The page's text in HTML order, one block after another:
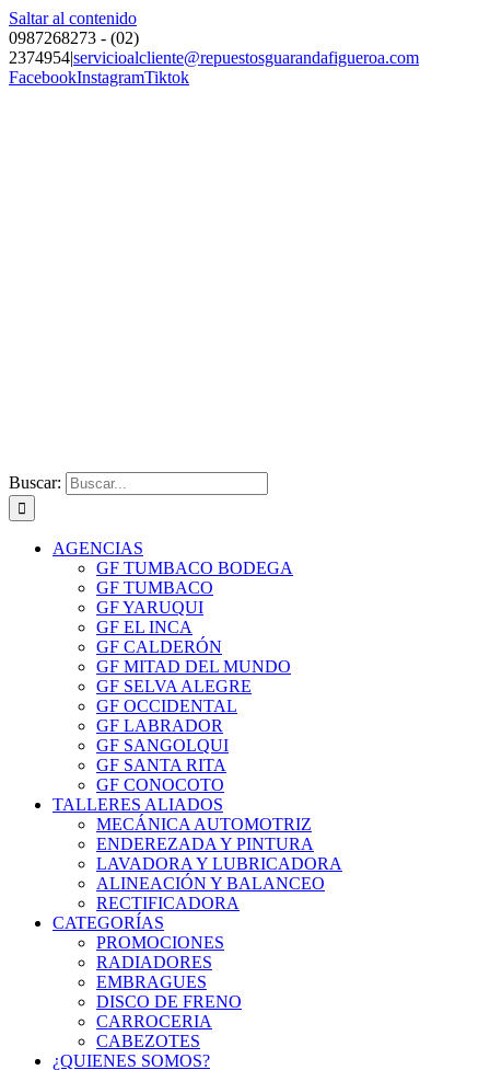
Saltar al contenido
0987268273 - (02)
2374954|servicioalcliente@repuestosguarandafigueroa.com
FacebookInstagramTiktok
Buscar:
AGENCIAS
GF TUMBACO BODEGA
GF TUMBACO
GF YARUQUI
GF EL INCA
GF CALDERÓN
GF MITAD DEL MUNDO
GF SELVA ALEGRE
GF OCCIDENTAL
GF LABRADOR
GF SANGOLQUI
GF SANTA RITA
GF CONOCOTO
TALLERES ALIADOS
MECÁNICA AUTOMOTRIZ
ENDEREZADA Y PINTURA
LAVADORA Y LUBRICADORA
ALINEACIÓN Y BALANCEO
RECTIFICADORA
CATEGORÍAS
PROMOCIONES
RADIADORES
EMBRAGUES
DISCO DE FRENO
CARROCERIA
CABEZOTES
¿QUIENES SOMOS?